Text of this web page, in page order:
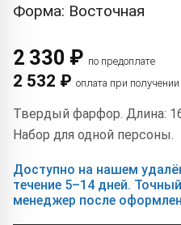
Форма: Восточная
2 330 ₽ по предоплате
2 532 ₽ оплата при получении
Твердый фарфор. Длина:
Набор для одной персоны.
Доступно на нашем
течение 5–14 дней.
менеджер после